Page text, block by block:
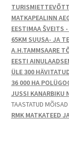
MATKAPEALINN
EESTIMAA ŠVEITS
65KM SUUSA- JA
A.H.TAMMSAARE
EESTI
ÜLE 300
36 000 HA
JUSSI KANARBIKU
TAASTATUD MÕISAD
RMK MATKATEED